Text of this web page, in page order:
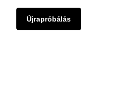
Újrapróbálás